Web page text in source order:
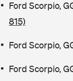
Ford Scorpio,
815)
Ford Scorpio,
Ford Scorpio,